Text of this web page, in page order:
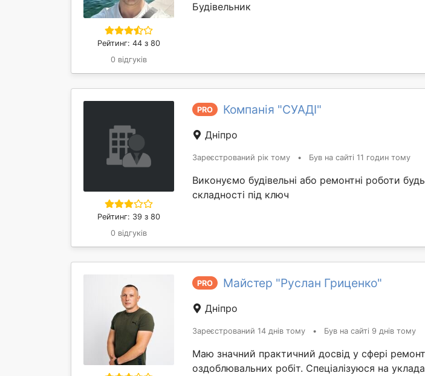
Рейтинг: 44 з 80
0 відгуків
Будівельник
Рейтинг: 39 з 80
0 відгуків
PRO Компанія "СУАДІ"
Дніпро
Зареєстрований рік тому • Був на сайті 11 годин тому
Виконуємо будівельні або ремонтні роботи
складності під ключ
PRO Майстер "Руслан Гриценко"
Дніпро
Зареєстрований 14 днів тому • Був на сайті 9 днів тому
Маю значний практичний досвід у сфері
оздоблювальних робіт. Спеціалізуюся на